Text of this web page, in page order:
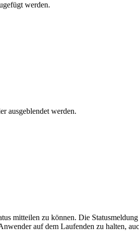
werden.
ausgeblendet werden.
mitteilen zu können. Die
auf dem Laufenden zu halten,